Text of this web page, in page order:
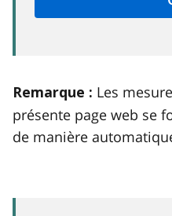
Remarque : Les
présente page web se
de manière